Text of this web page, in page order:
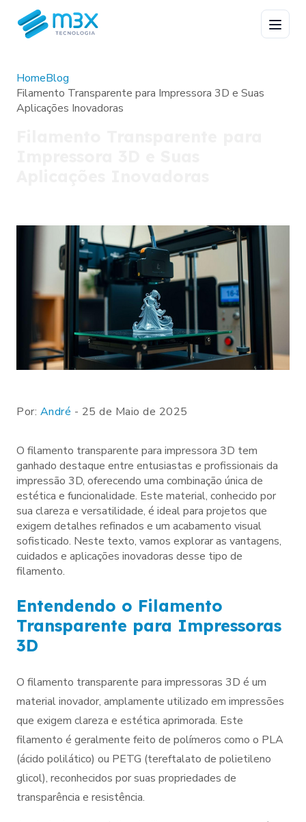
HomeBlog
Filamento Transparente para Impressora 3D e Suas
Aplicações Inovadoras
Por: André - 25 de Maio de 2025
O filamento transparente para impressora 3D tem
ganhado destaque entre entusiastas e profissionais da
impressão 3D, oferecendo uma combinação única de
estética e funcionalidade. Este material, conhecido por
sua clareza e versatilidade, é ideal para projetos que
exigem detalhes refinados e um acabamento visual
sofisticado. Neste texto, vamos explorar as vantagens,
cuidados e aplicações inovadoras desse tipo de
filamento.
Entendendo o Filamento
Transparente para Impressoras
3D
O filamento transparente para impressoras 3D é um
material inovador, amplamente utilizado em impressões
que exigem clareza e estética aprimorada. Este
filamento é geralmente feito de polímeros como o PLA
(ácido polilático) ou PETG (tereftalato de polietileno
glicol), reconhecidos por suas propriedades de
transparência e resistência.